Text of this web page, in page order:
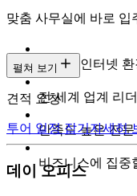
맞춤 사무실에 바로 입
초고속 인터넷
전 세계 업계 리
만족도 높은 전
비즈니스에 집중
펼쳐 보기
견적 요청
투어 일정 잡기자세히
데이 오피스